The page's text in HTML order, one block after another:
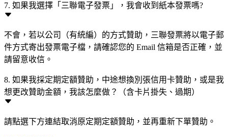
7. 如果我選擇「三聯電子發票」，我會收到紙本發票嗎?
不會，若以公司（有統編）的方式贊助，三聯發票將以電子郵
件方式寄出發票電子檔，請確認您的 Email 信箱是否正確，並
請留意收信。
8. 如果我採定期定額贊助，中途想換別張信用卡贊助，或是我
想更改贊助金額，我該怎麼做？（含卡片掛失、過期）
請點選下方連結取消原定期定額贊助，並再重新下單贊助。